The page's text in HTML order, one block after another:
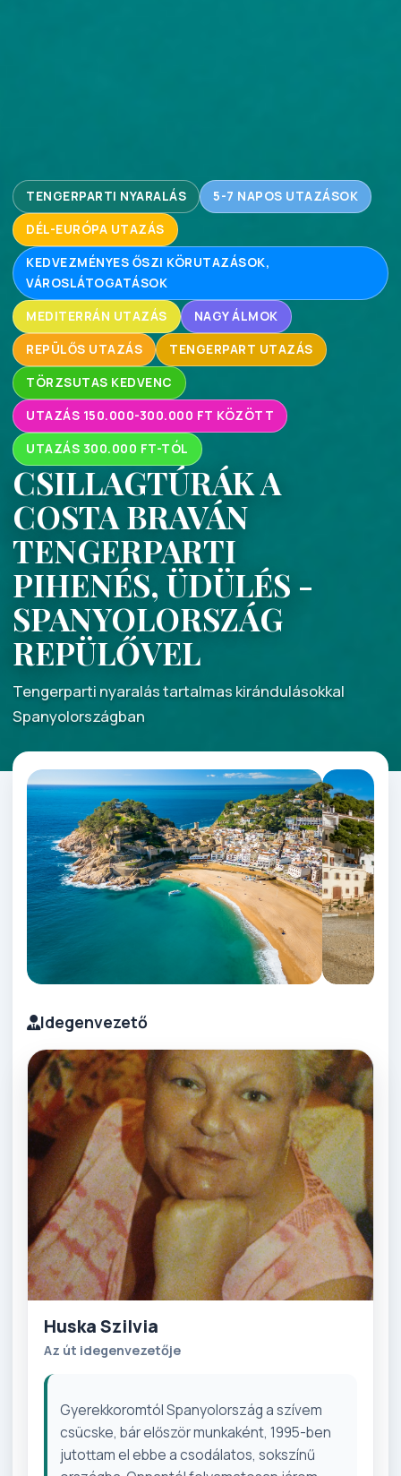
TENGERPARTI NYARALÁS 5-7 NAPOS UTAZÁSOK
DÉL-EURÓPA UTAZÁS
KEDVEZMÉNYES ŐSZI KÖRUTAZÁSOK,
VÁROSLÁTOGATÁSOK
MEDITERRÁN UTAZÁS NAGY ÁLMOK
REPÜLŐS UTAZÁS TENGERPART UTAZÁS
TÖRZSUTAS KEDVENC
UTAZÁS 150.000-300.000 FT KÖZÖTT
UTAZÁS 300.000 FT-TÓL
CSILLAGTÚRÁK A
COSTA BRAVÁN
TENGERPARTI
PIHENÉS, ÜDÜLÉS -
SPANYOLORSZÁG
REPÜLŐVEL
Tengerparti nyaralás tartalmas kirándulásokkal
Spanyolországban
Idegenvezető
Huska Szilvia
Az út idegenvezetője
Gyerekkoromtól Spanyolország a szívem
csücske, bár először munkaként, 1995-ben
jutottam el ebbe a csodálatos, sokszínű